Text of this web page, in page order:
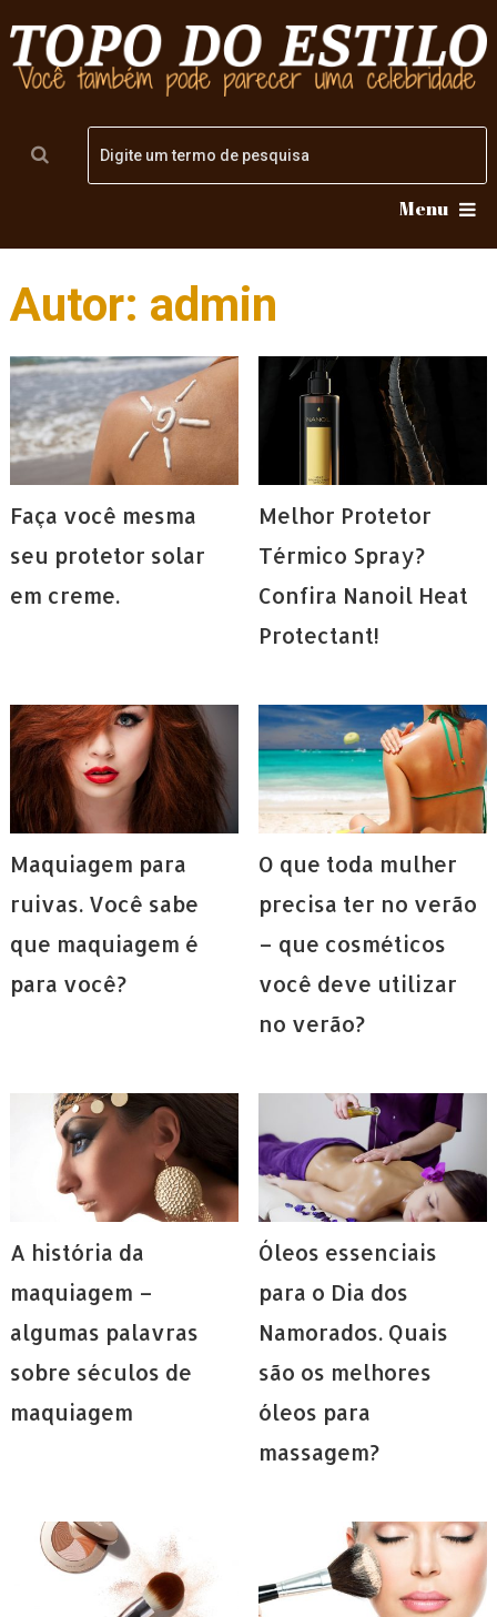
Menu
Autor: admin
Faça você mesma
seu protetor solar
em creme.
Melhor Protetor
Térmico Spray?
Confira Nanoil Heat
Protectant!
Maquiagem para
ruivas. Você sabe
que maquiagem é
para você?
O que toda mulher
precisa ter no verão
– que cosméticos
você deve utilizar
no verão?
A história da
maquiagem –
algumas palavras
sobre séculos de
maquiagem
Óleos essenciais
para o Dia dos
Namorados. Quais
são os melhores
óleos para
massagem?